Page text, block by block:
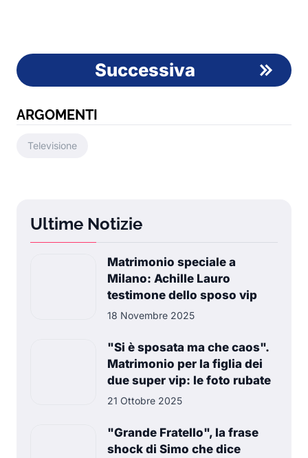
Successiva
ARGOMENTI
Televisione
Ultime Notizie
Matrimonio speciale a
Milano: Achille Lauro
testimone dello sposo vip
18 Novembre 2025
"Si è sposata ma che caos".
Matrimonio per la figlia dei
due super vip: le foto rubate
21 Ottobre 2025
"Grande Fratello", la frase
shock di Simo che dice